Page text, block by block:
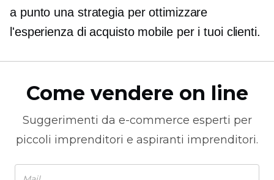
a punto una strategia per ottimizzare
l'esperienza di acquisto mobile per i tuoi clienti.
Come vendere on line
Suggerimenti da e-commerce esperti per
piccoli imprenditori e aspiranti imprenditori.